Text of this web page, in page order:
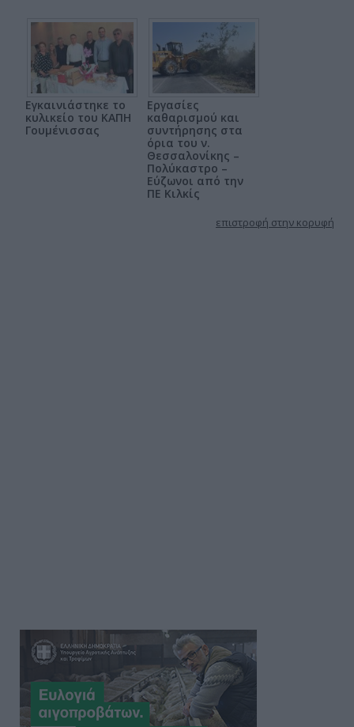
Εγκαινιάστηκε το
κυλικείο του ΚΑΠΗ
Γουμένισσας
Εργασίες
καθαρισμού και
συντήρησης στα
όρια του ν.
Θεσσαλονίκης –
Πολύκαστρο –
Εύζωνοι από την
ΠΕ Κιλκίς
επιστροφή στην κορυφή